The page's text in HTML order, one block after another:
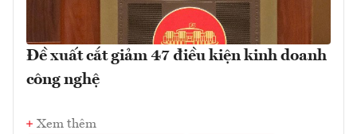
Đề xuất cắt giảm 47 điều kiện kinh doanh
công nghệ
Xem thêm